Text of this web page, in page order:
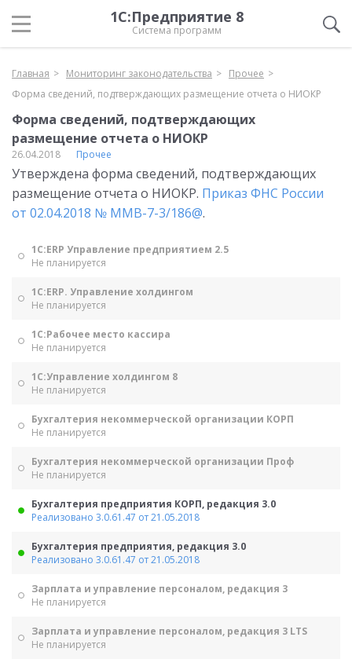
1С:Предприятие 8
Система программ
Главная Мониторинг законодательства
Прочее
Форма сведений, подтверждающих размещение отчета о НИОКР
Форма сведений, подтверждающих
размещение отчета о НИОКР
26.04.2018 Прочее
Утверждена форма сведений, подтверждающих
размещение отчета о НИОКР. Приказ ФНС России
от 02.04.2018 № ММВ-7-3/186@.
1С:ERP Управление предприятием 2.5
Не планируется
1С:ERP. Управление холдингом
Не планируется
1С:Рабочее место кассира
Не планируется
1С:Управление холдингом 8
Не планируется
Бухгалтерия некоммерческой организации КОРП
Не планируется
Бухгалтерия некоммерческой организации Проф
Не планируется
Бухгалтерия предприятия КОРП, редакция 3.0
Реализовано 3.0.61.47 от 21.05.2018
Бухгалтерия предприятия, редакция 3.0
Реализовано 3.0.61.47 от 21.05.2018
Зарплата и управление персоналом, редакция 3
Не планируется
Зарплата и управление персоналом, редакция 3 LTS
Не планируется